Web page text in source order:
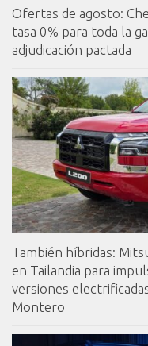
Ofertas de agosto:
tasa 0% para toda la
adjudicación pactada
También híbridas:
en Tailandia para
versiones
Montero